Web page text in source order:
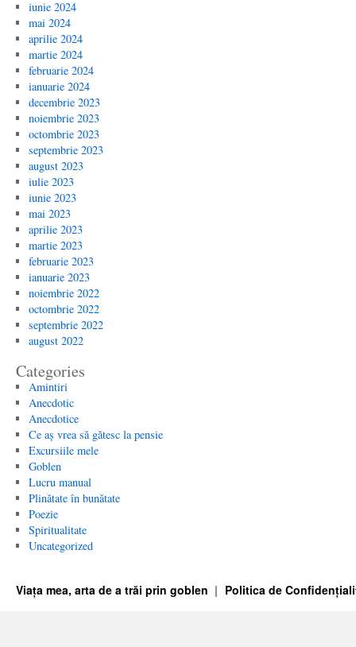
iunie 2024
mai 2024
aprilie 2024
martie 2024
februarie 2024
ianuarie 2024
decembrie 2023
noiembrie 2023
octombrie 2023
septembrie 2023
august 2023
iulie 2023
iunie 2023
mai 2023
aprilie 2023
martie 2023
februarie 2023
ianuarie 2023
noiembrie 2022
octombrie 2022
septembrie 2022
august 2022
Categories
Amintiri
Anecdotic
Anecdotice
Ce aș vrea să gătesc la pensie
Excursiile mele
Goblen
Lucru manual
Plinătate în bunătate
Poezie
Spiritualitate
Uncategorized
Viața mea, arta de a trăi prin goblen Politica de